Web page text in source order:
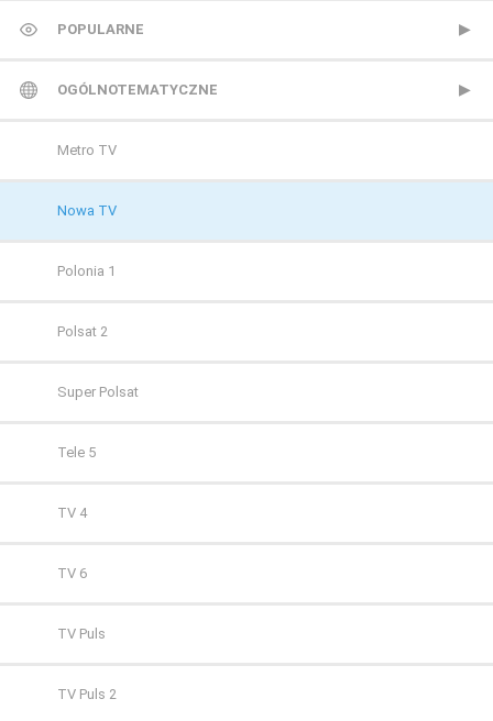
POPULARNE
TVP 1
TVP 2
Polsat
TVN
OGÓLNOTEMATYCZNE
Metro TV
Nowa TV
Polonia 1
Polsat 2
Super Polsat
Tele 5
TV 4
TV 6
TV Puls
TV Puls 2